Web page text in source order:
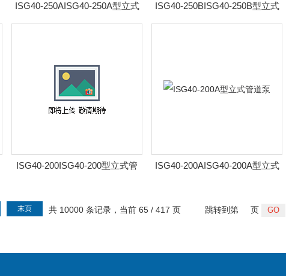
ISG40-250AISG40-250A型立式
管道泵
ISG40-250BISG40-250B型立式
管道泵
ISG40-200ISG40-200型立式管
ISG40-200AISG40-200A型立式
共 10000 条记录，当前 65 / 417 页
末页 跳转到第 页